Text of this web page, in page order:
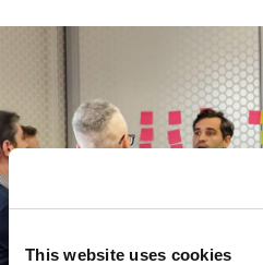
This website uses cookies